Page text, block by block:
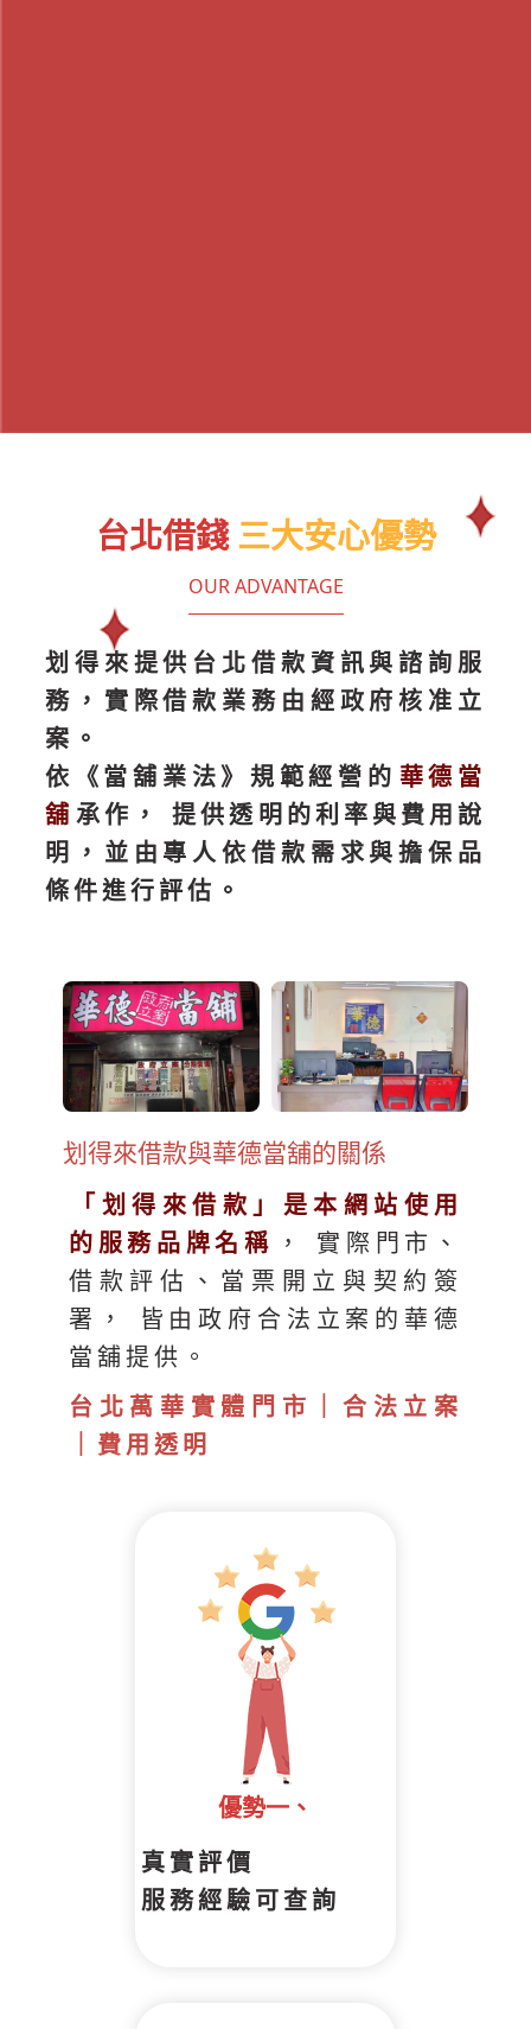
台北借錢三大安心優勢
OUR ADVANTAGE
划得來提供台北借款資訊與諮詢服
務，實際借款業務由經政府核准立
案。
依《當舖業法》規範經營的 華德當
舖 承作， 提供透明的利率與費用說
明，並由專人依借款需求與擔保品
條件進行評估。
划得來借款與華德當舖的關係
「划得來借款」是本網站使用
的服務品牌名稱
， 實際門市、
借款評估、當票開立與契約簽
署， 皆由政府合法立案的華德
當舖提供。
台北萬華實體門市｜合法立案
｜費用透明
優勢一、
真實評價
服務經驗可查詢